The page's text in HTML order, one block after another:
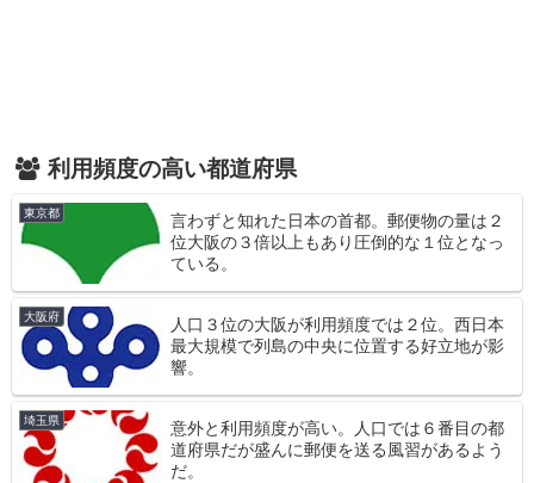
利用頻度の高い都道府県
東京都
言わずと知れた日本の首都。郵便物の量は２
位大阪の３倍以上もあり圧倒的な１位となっ
ている。
大阪府
人口３位の大阪が利用頻度では２位。西日本
最大規模で列島の中央に位置する好立地が影
響。
埼玉県
意外と利用頻度が高い。人口では６番目の都
道府県だが盛んに郵便を送る風習があるよう
だ。